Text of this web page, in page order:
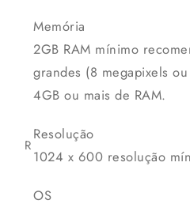
R
Memória
2GB RAM mínimo
grandes (8 megapixels
4GB ou mais de RAM.
Resolução
1024 x 600 resolução
OS